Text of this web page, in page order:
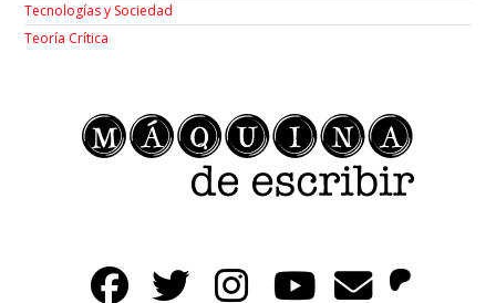
Tecnologías y Sociedad
Teoría Crítica